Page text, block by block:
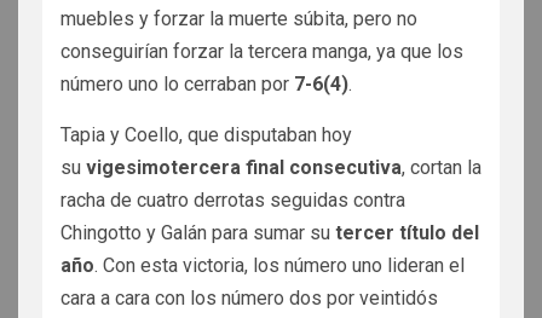
muebles y forzar la muerte súbita, pero no
conseguirían forzar la tercera manga, ya que los
número uno lo cerraban por 7-6(4).
Tapia y Coello, que disputaban hoy
su vigesimotercera final consecutiva, cortan la
racha de cuatro derrotas seguidas contra
Chingotto y Galán para sumar su tercer título del
año. Con esta victoria, los número uno lideran el
cara a cara con los número dos por veintidós